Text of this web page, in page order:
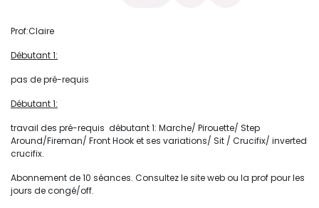
Prof:Claire
Débutant 1:
pas de pré-requis
Débutant 1:
travail des pré-requis débutant 1: Marche/ Pirouette/ Step
Around/Fireman/ Front Hook et ses variations/ Sit / Crucifix/ inverted
crucifix.
Abonnement de 10 séances. Consultez le site web ou la prof pour les
jours de congé/off.